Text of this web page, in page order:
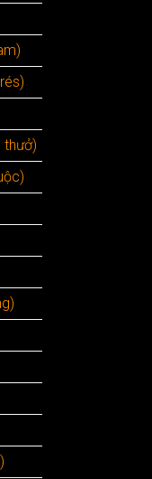
thưở)